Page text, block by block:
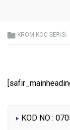
KROM KOÇ SERISI
KOD NO :